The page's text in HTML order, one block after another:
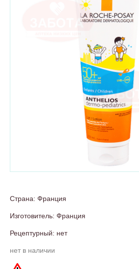
Страна: Франция
Изготовитель: Франция
Рецептурный: нет
нет в наличии